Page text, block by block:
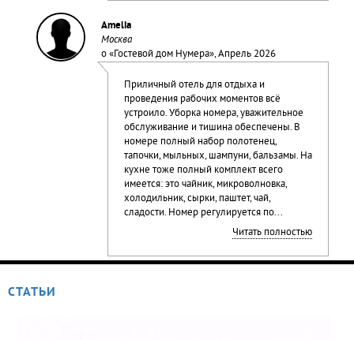
Amelia
Москва
о «Гостевой дом Нумера», Апрель 2026
Приличный отель для отдыха и
проведения рабочих моментов всё
устроило. Уборка номера, уважительное
обслуживание и тишина обеспечены. В
номере полный набор полотенец,
тапочки, мыльных, шампуни, бальзамы. На
кухне тоже полный комплект всего
имеется: это чайник, микроволновка,
холодильник, сырки, паштет, чай,
сладости. Номер регулируется по...
Читать полностью
СТАТЬИ